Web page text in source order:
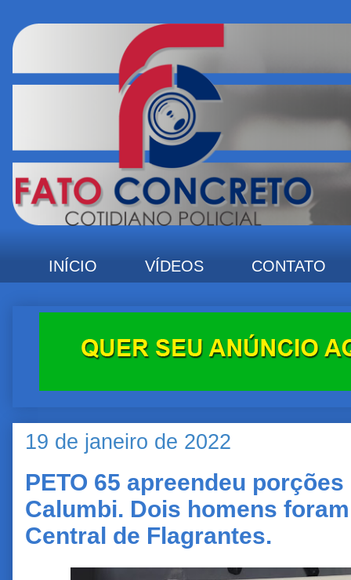
INÍCIO VÍDEOS CONTATO
19 de janeiro de 2022
PETO 65 apreendeu
Calumbi. Dois homens
Central de Flagrantes.